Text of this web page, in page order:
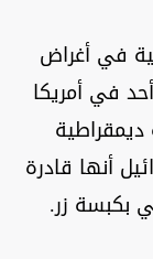
في أغراض
في أمريكا
أنها قادرة
بكبسة زر.